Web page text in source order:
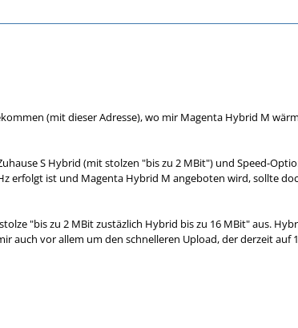
(mit dieser Adresse), wo mir Magenta Hybrid M
S Hybrid (mit stolzen "bis zu 2 MBit") und Speed-
erfolgt ist und Magenta Hybrid M angeboten wird, sollte
"bis zu 2 MBit zustäzlich Hybrid bis zu 16 MBit" aus.
auch vor allem um den schnelleren Upload, der derzeit auf